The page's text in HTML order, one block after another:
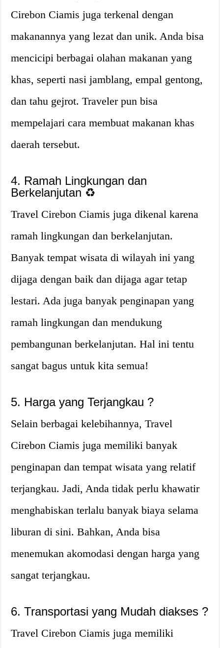
Cirebon Ciamis juga terkenal dengan
makanannya yang lezat dan unik. Anda bisa
mencicipi berbagai olahan makanan yang
khas, seperti nasi jamblang, empal gentong,
dan tahu gejrot. Traveler pun bisa
mempelajari cara membuat makanan khas
daerah tersebut.
4. Ramah Lingkungan dan
Berkelanjutan ♻️
Travel Cirebon Ciamis juga dikenal karena
ramah lingkungan dan berkelanjutan.
Banyak tempat wisata di wilayah ini yang
dijaga dengan baik dan dijaga agar tetap
lestari. Ada juga banyak penginapan yang
ramah lingkungan dan mendukung
pembangunan berkelanjutan. Hal ini tentu
sangat bagus untuk kita semua!
5. Harga yang Terjangkau ?
Selain berbagai kelebihannya, Travel
Cirebon Ciamis juga memiliki banyak
penginapan dan tempat wisata yang relatif
terjangkau. Jadi, Anda tidak perlu khawatir
menghabiskan terlalu banyak biaya selama
liburan di sini. Bahkan, Anda bisa
menemukan akomodasi dengan harga yang
sangat terjangkau.
6. Transportasi yang Mudah diakses ?
Travel Cirebon Ciamis juga memiliki